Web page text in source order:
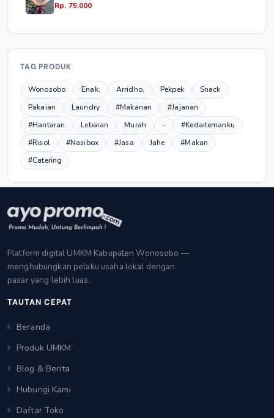
Rp. 75.000
TAG PRODUK
Wonosobo Enak, Arridho, Pekpek
Snack
Pakaian
Laundry #Makanan
#Jajanan
#Hantaran
Lebaran Murah -
#Kedaitemanku
#Risol
#Nasibox #Jasa Jahe
#Makan
#Catering
Platform digital UMKM Kabupaten Wonosobo —
menghubungkan pelaku usaha lokal dengan
pasar yang lebih luas.
TAUTAN CEPAT
Beranda
Produk UMKM
Blog & Berita
Hubungi Kami
Daftar Toko